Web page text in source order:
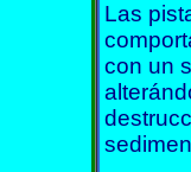
Las
con un